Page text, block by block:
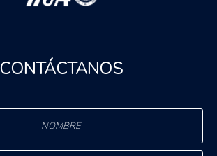
CONTÁCTANOS